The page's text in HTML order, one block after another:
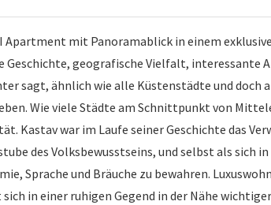
Apartment mit Panoramablick in einem
Geschichte, geografische Vielfalt, interessante
sagt, ähnlich wie alle Küstenstädte und
Wie viele Städte am Schnittpunkt von
Kastav war im Laufe seiner Geschichte das
des Volksbewusstseins, und selbst als sich
Sprache und Bräuche zu bewahren.
in einer ruhigen Gegend in der Nähe